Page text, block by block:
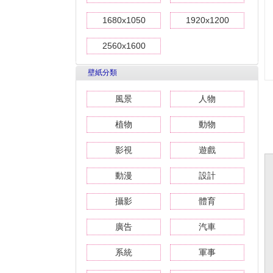
1680x1050 1920x1200
2560x1600
壁紙分類
風景 人物
植物 動物
影視 遊戲
動漫 設計
攝影 體育
廣告 汽車
系統 軍事